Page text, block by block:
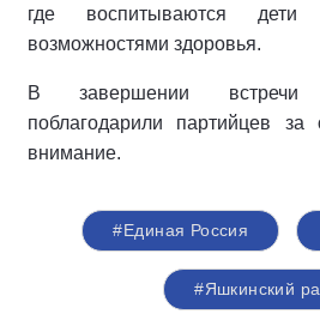
где воспитываются дети
возможностями здоровья.
В завершении встречи
поблагодарили партийцев за
внимание.
#Единая Россия
#Яшкинский